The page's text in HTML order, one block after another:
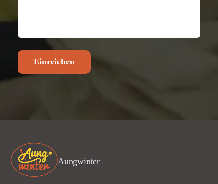
Einreichen
Aungwinter